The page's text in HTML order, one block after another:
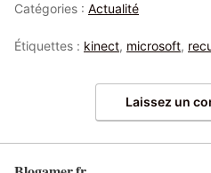
Catégories : Actualité
Étiquettes : kinect, microsoft,
Laissez un